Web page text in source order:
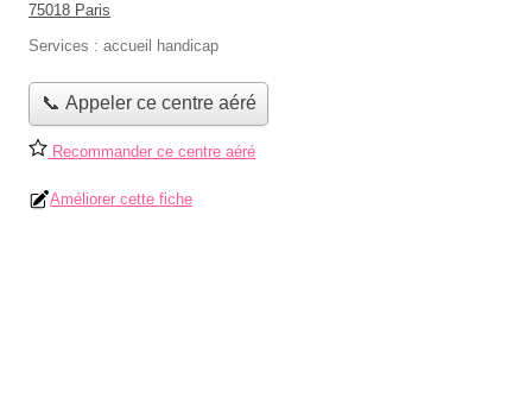
75018 Paris
Services : accueil handicap
📞 Appeler ce centre aéré
Recommander ce centre aéré
Améliorer cette fiche